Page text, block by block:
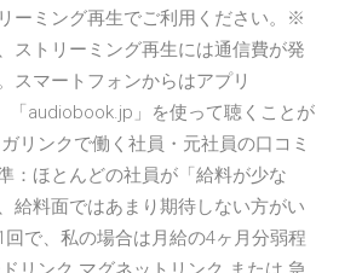
ーミング再生でご利用ください。※
ストリーミング再生には通信費が発
スマートフォンからはアプリ
「audiobook.jp」を使って聴くことが
リンクで働く社員・元社員の口コミ
：ほとんどの社員が「給料が少な
給料面ではあまり期待しない方がい
で、私の場合は月給の4ヶ月分弱程